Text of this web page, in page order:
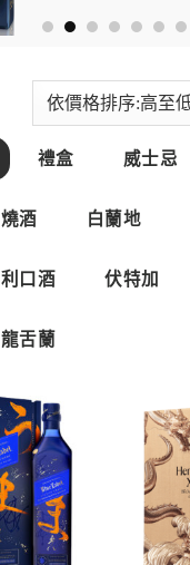
禮盒 威士忌
燒酒 白蘭地
利口酒 伏特加
龍舌蘭